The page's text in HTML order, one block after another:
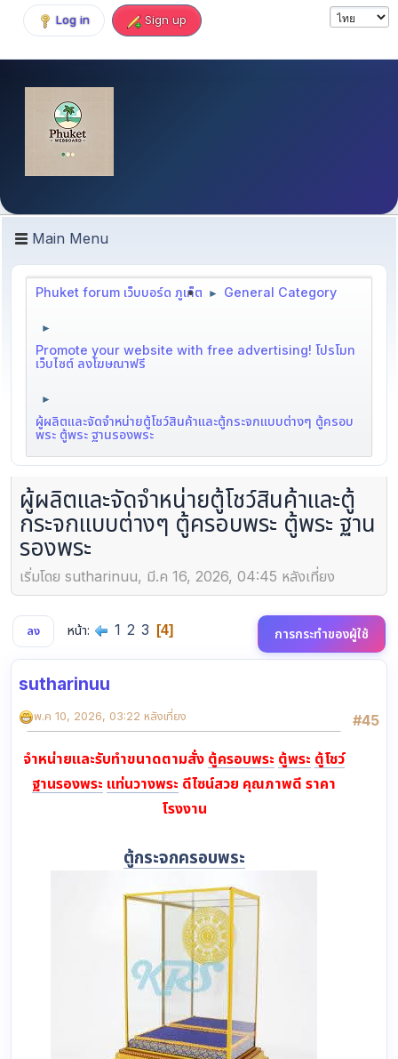
Log in Sign up
Main Menu
Phuket forum เว็บบอร์ด ภูเก็ต ► General Category
►
Promote your website with free advertising! โปรโมท
เว็บไซต์ ลงโฆษณาฟรี
►
ผู้ผลิตและจัดจำหน่ายตู้โชว์สินค้าและตู้กระจกแบบต่างๆ ตู้ครอบ
พระ ตู้พระ ฐานรองพระ
ผู้ผลิตและจัดจำหน่ายตู้โชว์สินค้าและตู้
กระจกแบบต่างๆ ตู้ครอบพระ ตู้พระ ฐาน
รองพระ
เริ่มโดย sutharinuu, มี.ค 16, 2026, 04:45 หลังเที่ยง
ลง หน้า 1 2 3 4 การกระทำของผู้ใช้
sutharinuu
#45
พ.ค 10, 2026, 03:22 หลังเที่ยง
จำหน่ายและรับทำขนาดตามสั่ง ตู้ครอบพระ ตู้พระ ตู้โชว์
ฐานรองพระ แท่นวางพระ ดีไซน์สวย คุณภาพดี ราคา
โรงงาน
ตู้กระจกครอบพระ